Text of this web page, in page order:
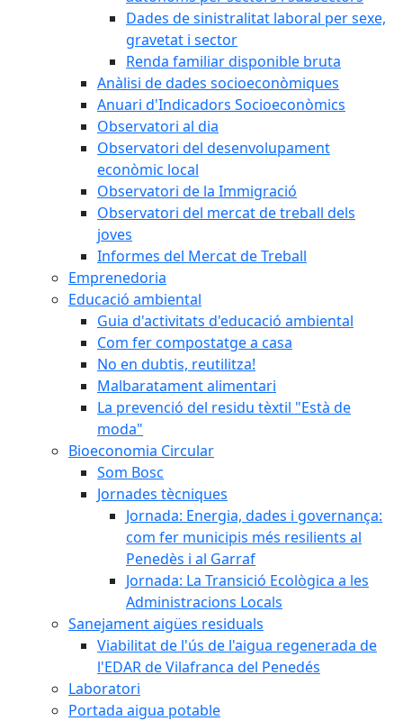
Dades de sinistralitat laboral per sexe,
gravetat i sector
Renda familiar disponible bruta
Anàlisi de dades socioeconòmiques
Anuari d'Indicadors Socioeconòmics
Observatori al dia
Observatori del desenvolupament
econòmic local
Observatori de la Immigració
Observatori del mercat de treball dels
joves
Informes del Mercat de Treball
Emprenedoria
Educació ambiental
Guia d'activitats d'educació ambiental
Com fer compostatge a casa
No en dubtis, reutilitza!
Malbaratament alimentari
La prevenció del residu tèxtil "Està de
moda"
Bioeconomia Circular
Som Bosc
Jornades tècniques
Jornada: Energia, dades i governança:
com fer municipis més resilients al
Penedès i al Garraf
Jornada: La Transició Ecològica a les
Administracions Locals
Sanejament aigües residuals
Viabilitat de l'ús de l'aigua regenerada de
l'EDAR de Vilafranca del Penedés
Laboratori
Portada aigua potable